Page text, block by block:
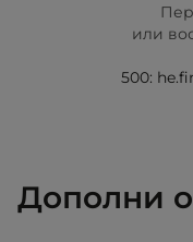
или
500:
Дополни